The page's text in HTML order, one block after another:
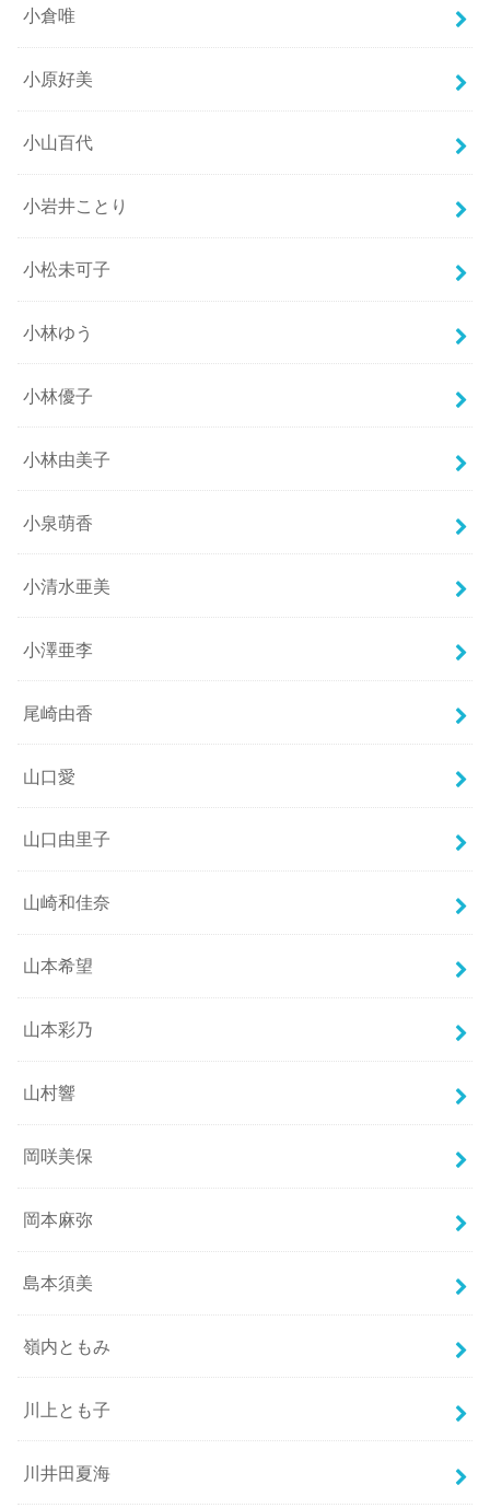
小倉唯
小原好美
小山百代
小岩井ことり
小松未可子
小林ゆう
小林優子
小林由美子
小泉萌香
小清水亜美
小澤亜李
尾崎由香
山口愛
山口由里子
山崎和佳奈
山本希望
山本彩乃
山村響
岡咲美保
岡本麻弥
島本須美
嶺内ともみ
川上とも子
川井田夏海